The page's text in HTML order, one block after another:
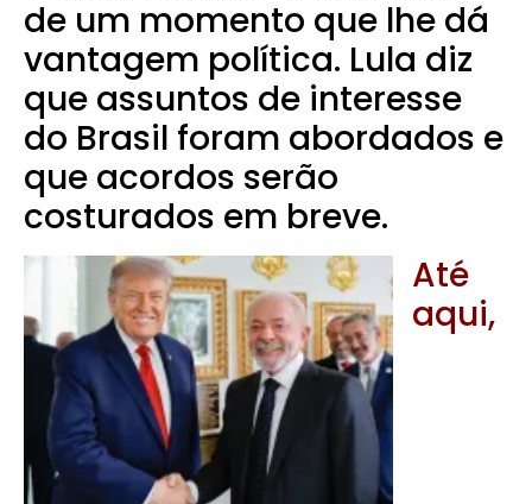
de um momento que lhe dá
vantagem política. Lula diz
que assuntos de interesse
do Brasil foram abordados e
que acordos serão
costurados em breve.
Até
aqui,